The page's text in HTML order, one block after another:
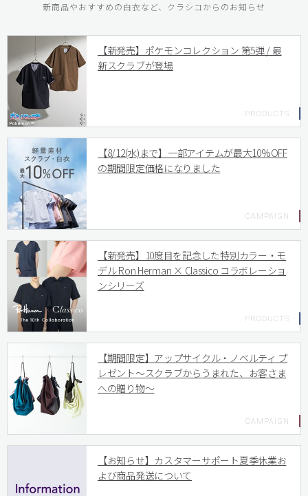
新商品やおすすめの白衣など、クラシコからのお知らせ
【新発売】ポケモンコレクション 第5弾 / 最
新スクラブが登場
【8/12(水)まで】一部アイテムが最大10%OFF
の期間限定価格になりました
【新発売】10度目を記念した特別カラー・モ
デル Ron Herman × Classico コラボレーショ
ンシリーズ
【期間限定】アップサイクル・ノベルティ プ
レゼント〜スクラブからうまれた、お客さま
への贈り物〜
【お知らせ】カスタマーサポート夏季休業お
よび商品発送について